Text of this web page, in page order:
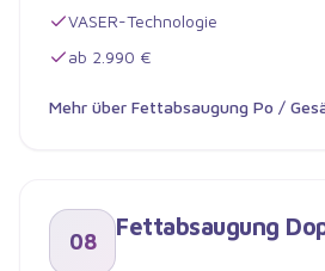
VASER-Technologie
ab 2.990 €
Mehr über Fettabsaugung Po /
08
Fettabsaugung